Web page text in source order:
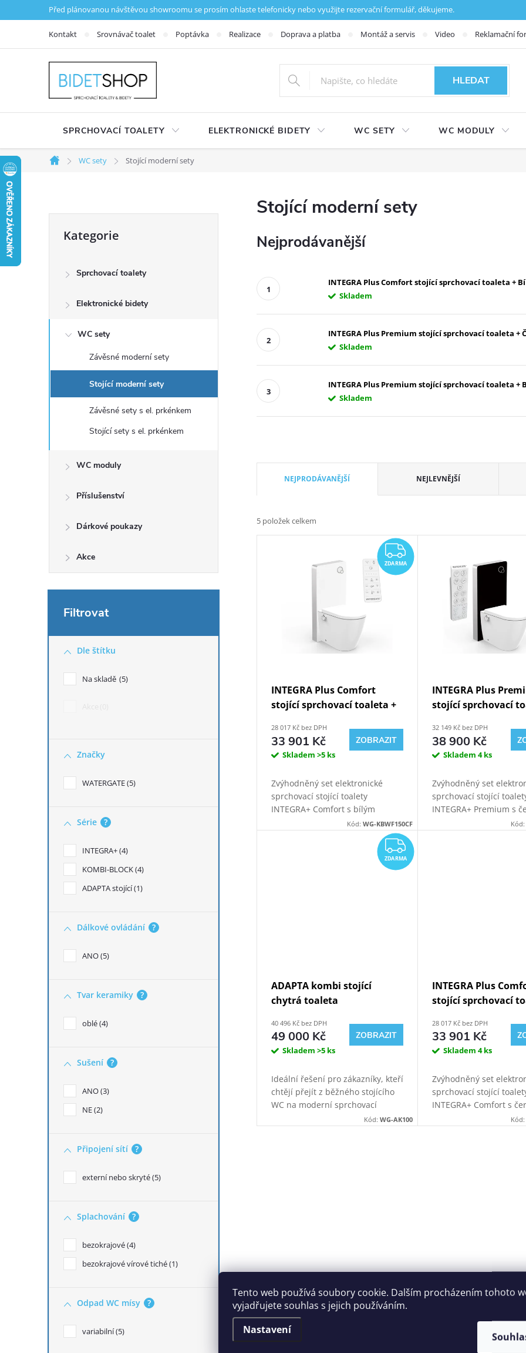
Tento web používá soubory cookie. Dalším procházením tohoto
vyjadřujete souhlas s jejich používáním.
Nastavení
Přejít na obsahPřed plánovanou návštěvou showroomu se prosím ohlaste telefonicky nebo využijte rezervační formulář, děkujeme.
Kontakt Srovnávač toalet Poptávka Realizace Doprava a platba Montáž a servis Video Reklamační
HLEDAT
SPRCHOVACÍ TOALETY ELEKTRONICKÉ BIDETY WC SETY WC MODULY
Domů
WC sety Stojící moderní sety
Postranní panel
Kategorie
Sprchovací toalety
Elektronické bidety
WC sety
Závěsné moderní sety
Stojící moderní sety
Závěsné sety s el. prkénkem
Stojící sety s el. prkénkem
WC moduly
Příslušenství
Dárkové poukazy
Akce
Dle štítku
Na skladě 5
Značky
WATERGATE 5
Série ?
INTEGRA+ 4
KOMBI-BLOCK 4
ADAPTA stojící 1
Dálkové ovládání ?
ANO 5
Tvar keramiky ?
oblé 4
Sušení ?
ANO 3
NE 2
Připojení sítí ?
externí nebo skryté 5
Splachování ?
bezokrajové 4
bezokrajové vírové tiché 1
Odpad WC mísy ?
variabilní 5
Stojící moderní sety
Nejprodávanější
INTEGRA Plus Comfort stojící sprchovací toaleta +
Skladem
INTEGRA Plus Premium stojící sprchovací toaleta +
Skladem
INTEGRA Plus Premium stojící sprchovací toaleta +
Skladem
Řazení produktů
NEJPRODÁVANĚJŠÍ NEJLEVNĚJŠÍ
5 položek celkem
Výpis produktůZDARMA
ZDARMA
INTEGRA Plus Comfort
stojící sprchovací toaleta +
28 017 Kč bez DPH
33 901 Kč
Skladem >5 ks
ZOBRAZIT
Zvýhodněný set elektronické
sprchovací stojící toalety
INTEGRA+ Comfort s bílým
sanitárním modulem pro stojící
WC. Možnost napojení odpadu ze
Kód:WG-KBWF150CF
INTEGRA Plus
stojící sprchovací
KBBF
32 149 Kč bez DPH
38 900 Kč
Skladem4 ks
Zvýhodněný set
sprchovací stojící
INTEGRA+ Premium s
sanitárním modulemKód:
ZDARMA
ZDARMA
ADAPTA kombi stojící
chytrá toaleta
40 496 Kč bez DPH
49 000 Kč
Skladem >5 ks
ZOBRAZIT
Ideální řešení pro zákazníky, kteří
chtějí přejít z běžného stojícího
WC na moderní sprchovací
toaletu bez velkých stavebních
Kód:WG-AK100
INTEGRA Plus
stojící sprchovací
KBBF
28 017 Kč bez DPH
33 901 Kč
Skladem4 ks
Zvýhodněný set
sprchovací stojící
INTEGRA+ Comfort s
sanitárním modulemKód: